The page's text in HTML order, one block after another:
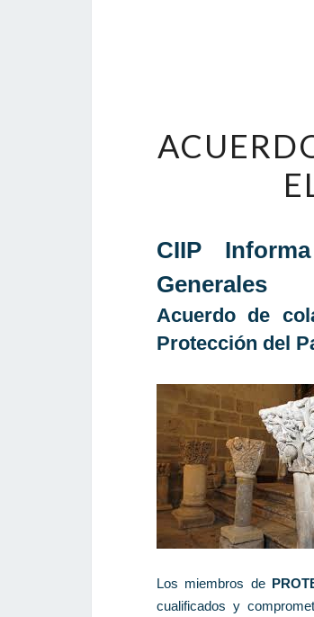
CIIP
Generales
Acuerdo de
Protección del
Los miembros de
cualificados y